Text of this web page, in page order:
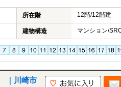
所在階 12階/12階建
建物構造 マンション/
｜川崎市